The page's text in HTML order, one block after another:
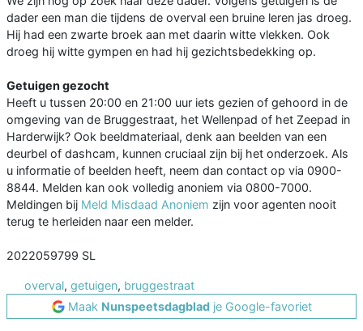
dader een man die tijdens de overval een bruine leren jas droeg.
Hij had een zwarte broek aan met daarin witte vlekken. Ook
droeg hij witte gympen en had hij gezichtsbedekking op.
Getuigen gezocht
Heeft u tussen 20:00 en 21:00 uur iets gezien of gehoord in de
omgeving van de Bruggestraat, het Wellenpad of het Zeepad in
Harderwijk? Ook beeldmateriaal, denk aan beelden van een
deurbel of dashcam, kunnen cruciaal zijn bij het onderzoek. Als
u informatie of beelden heeft, neem dan contact op via 0900-
8844. Melden kan ook volledig anoniem via 0800-7000.
Meldingen bij Meld Misdaad Anoniem zijn voor agenten nooit
terug te herleiden naar een melder.
2022059799 SL
overval, getuigen, bruggestraat
Maak Nunspeetsdagbladje Google-favoriet